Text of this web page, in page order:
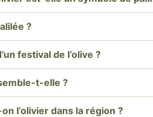
?
festival de l’olive ?
t-elle ?
l’olivier dans la région ?